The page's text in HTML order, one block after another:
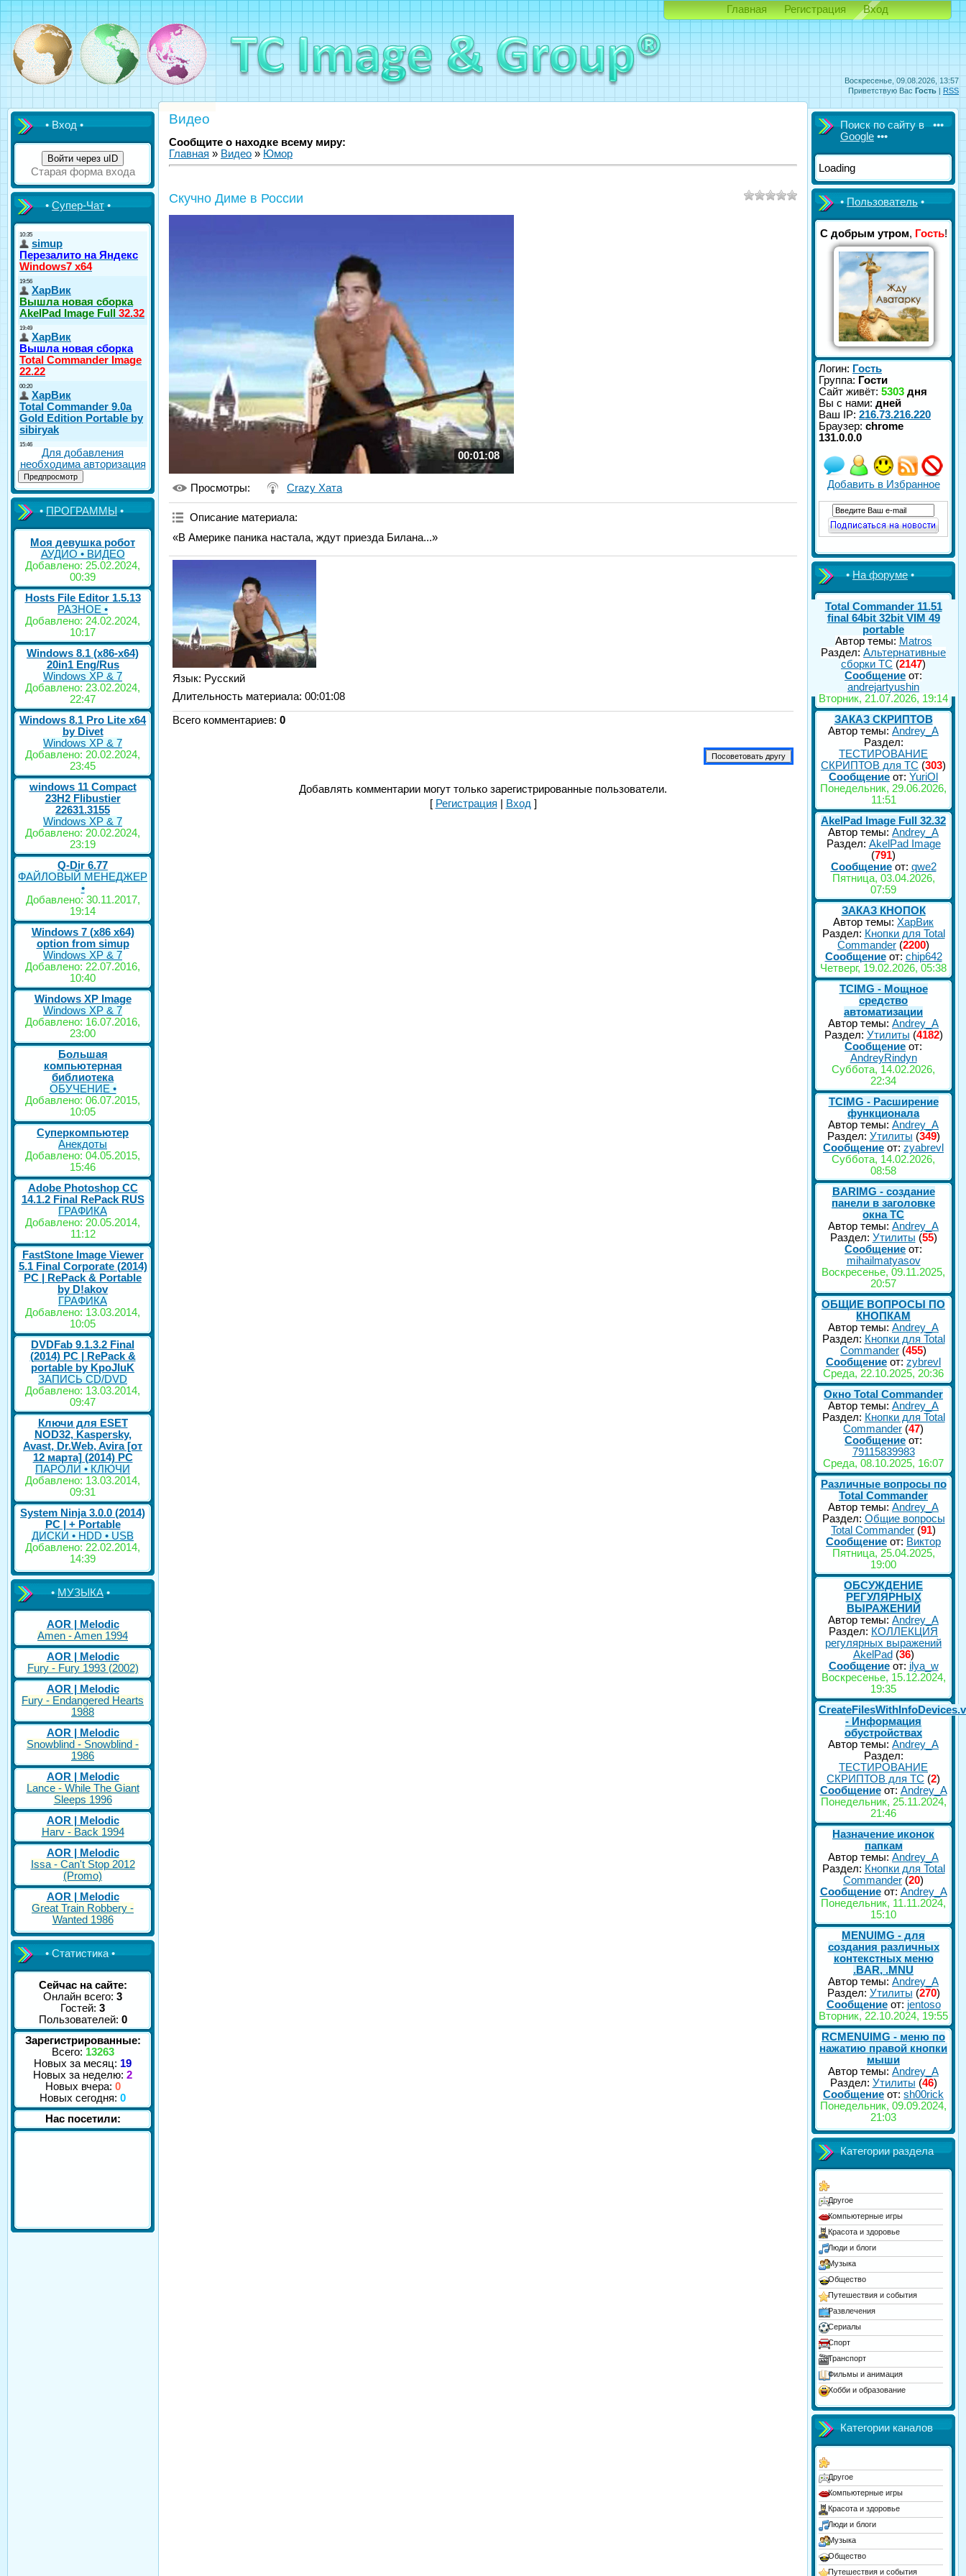
Воскресенье, 09.08.2026, 13:57
Приветствую Вас Гость | RSS
Главная Регистрация Вход
• Вход •
Войти через uID
Старая форма входа
•Супер-Чат•
Для добавления
необходима авторизация
•ПРОГРАММЫ•
Моя девушка робот
АУДИО • ВИДЕО
Добавлено: 25.02.2024,
00:39
Hosts File Editor 1.5.13
РАЗНОЕ •
Добавлено: 24.02.2024,
10:17
Windows 8.1 (x86-x64)
20in1 Eng/Rus
Windows XP & 7
Добавлено: 23.02.2024,
22:47
Windows 8.1 Pro Lite x64
by Divet
Windows XP & 7
Добавлено: 20.02.2024,
23:45
windows 11 Compact
23H2 Flibustier
22631.3155
Windows XP & 7
Добавлено: 20.02.2024,
23:19
Q-Dir 6.77
ФАЙЛОВЫЙ МЕНЕДЖЕР
•
Добавлено: 30.11.2017,
19:14
Windows 7 (x86 x64)
option from simup
Windows XP & 7
Добавлено: 22.07.2016,
10:40
Windows XP Image
Windows XP & 7
Добавлено: 16.07.2016,
23:00
Большая
компьютерная
библиотека
ОБУЧЕНИЕ •
Добавлено: 06.07.2015,
10:05
Суперкомпьютер
Анекдоты
Добавлено: 04.05.2015,
15:46
Adobe Photoshop CC
14.1.2 Final RePack RUS
ГРАФИКА
Добавлено: 20.05.2014,
11:12
FastStone Image Viewer
5.1 Final Corporate (2014)
РС | RePack & Portable
by D!akov
ГРАФИКА
Добавлено: 13.03.2014,
10:05
DVDFab 9.1.3.2 Final
(2014) PC | RePack &
portable by KpoJIuK
ЗАПИСЬ CD/DVD
Добавлено: 13.03.2014,
09:47
Ключи для ESET
NOD32, Kaspersky,
Avast, Dr.Web, Avira [от
12 марта] (2014) PC
ПАРОЛИ • КЛЮЧИ
Добавлено: 13.03.2014,
09:31
System Ninja 3.0.0 (2014)
РС | + Portable
ДИСКИ • HDD • USB
Добавлено: 22.02.2014,
14:39
•МУЗЫКА•
AOR | Melodic
Amen - Amen 1994
AOR | Melodic
Fury - Fury 1993 (2002)
AOR | Melodic
Fury - Endangered Hearts
1988
AOR | Melodic
Snowblind - Snowblind -
1986
AOR | Melodic
Lance - While The Giant
Sleeps 1996
AOR | Melodic
Harv - Back 1994
AOR | Melodic
Issa - Can't Stop 2012
(Promo)
AOR | Melodic
Great Train Robbery -
Wanted 1986
• Статистика •
Сейчас на сайте:
Онлайн всего: 3
Гостей: 3
Пользователей: 0
Зарегистрированные:
Всего: 13263
Новых за месяц: 19
Новых за неделю: 2
Новых вчера: 0
Новых сегодня: 0
Нас посетили:
Видео
Сообщите о находке всему миру:
Главная » Видео » Юмор
Скучно Диме в России
00:01:08
Просмотры: Crazy Хата
Описание материала:
«В Америке паника настала, ждут приезда Билана...»
Язык: Русский
Длительность материала: 00:01:08
Всего комментариев: 0
Добавлять комментарии могут только зарегистрированные пользователи.
[ Регистрация Вход]
Поиск по сайту в •••
Google •••
Loading
•Пользователь•
С добрым утром, Гость!
Логин: Гость
Группа: Гости
Сайт живёт: 5303 дня
Вы с нами: дней
Ваш IP: 216.73.216.220
Браузер: chrome
131.0.0.0
Добавить в Избранное
•На форуме•
Total Commander 11.51
final 64bit 32bit VIM 49
portable
Автор темы: Matros
Раздел: Альтернативные
сборки ТС (2147)
Сообщение от:
andrejartyushin
Вторник, 21.07.2026, 19:14
ЗАКАЗ СКРИПТОВ
Автор темы: Andrey_A
Раздел:
ТЕСТИРОВАНИЕ
СКРИПТОВ для TC (303)
Сообщение от: YuriOl
Понедельник, 29.06.2026,
11:51
AkelPad Image Full 32.32
Автор темы: Andrey_A
Раздел: AkelPad Image
(791)
Сообщениеот: qwe2
Пятница, 03.04.2026,
07:59
ЗАКАЗ КНОПОК
Автор темы: ХарВик
Раздел: Кнопки для Total
Commander (2200)
Сообщениеот: chip642
Четверг, 19.02.2026, 05:38
TCIMG - Мощное
средство
автоматизации
Автор темы: Andrey_A
Раздел: Утилиты (4182)
Сообщение от:
AndreyRindyn
Суббота, 14.02.2026,
22:34
TCIMG - Расширение
функционала
Автор темы: Andrey_A
Раздел: Утилиты (349)
Сообщение от: zyabrevl
Суббота, 14.02.2026,
08:58
BARIMG - создание
панели в заголовке
окна TC
Автор темы: Andrey_A
Раздел: Утилиты (55)
Сообщение от:
mihailmatyasov
Воскресенье, 09.11.2025,
20:57
ОБЩИЕ ВОПРОСЫ ПО
КНОПКАМ
Автор темы: Andrey_A
Раздел: Кнопки для Total
Commander (455)
Сообщение от: zybrevl
Среда, 22.10.2025, 20:36
Окно Total Commander
Автор темы: Andrey_A
Раздел: Кнопки для Total
Commander (47)
Сообщение от:
79115839983
Среда, 08.10.2025, 16:07
Различные вопросы по
Total Commander
Автор темы: Andrey_A
Раздел: Общие вопросы
Total Commander (91)
Сообщение от: Виктор
Пятница, 25.04.2025,
19:00
ОБСУЖДЕНИЕ
РЕГУЛЯРНЫХ
ВЫРАЖЕНИЙ
Автор темы: Andrey_A
Раздел: КОЛЛЕКЦИЯ
регулярных выражений
AkelPad (36)
Сообщениеот: ilya_w
Воскресенье, 15.12.2024,
19:35
- Информация
обустройствах
Автор темы: Andrey_A
Раздел:
ТЕСТИРОВАНИЕ
СКРИПТОВ для TC (2)
Сообщениеот: Andrey_A
Понедельник, 25.11.2024,
21:46
Назначение иконок
папкам
Автор темы: Andrey_A
Раздел: Кнопки для Total
Commander (20)
Сообщениеот: Andrey_A
Понедельник, 11.11.2024,
15:10
MENUIMG - для
создания различных
контекстных меню
.BAR, .MNU
Автор темы: Andrey_A
Раздел: Утилиты (270)
Сообщениеот: jentoso
Вторник, 22.10.2024, 19:55
RCMENUIMG - меню по
нажатию правой кнопки
мыши
Автор темы: Andrey_A
Раздел: Утилиты (46)
Сообщение от: sh00rick
Понедельник, 09.09.2024,
21:03
Категории раздела
Другое
Компьютерные игры
Красота и здоровье
Люди и блоги
Музыка
Общество
Путешествия и события
Развлечения
Сериалы
Спорт
Транспорт
Фильмы и анимация
Хобби и образование
Юмор
Категории каналов
Другое
Компьютерные игры
Красота и здоровье
Люди и блоги
Музыка
Общество
Путешествия и события